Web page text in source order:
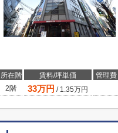
所在階 賃料/坪単価 管理
2階
33万円 / 1.35万円